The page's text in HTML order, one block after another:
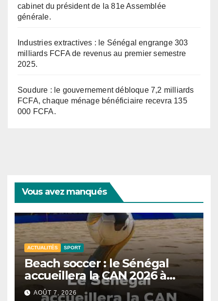
cabinet du président de la 81e Assemblée
générale.
Industries extractives : le Sénégal engrange 303
milliards FCFA de revenus au premier semestre
2025.
Soudure : le gouvernement débloque 7,2 milliards
FCFA, chaque ménage bénéficiaire recevra 135
000 FCFA.
Vous avez manqués
ACTUALITÉS SPORT
Beach soccer : le Sénégal
accueillera la CAN 2026 à
Dakar.
AOÛT 7, 2026